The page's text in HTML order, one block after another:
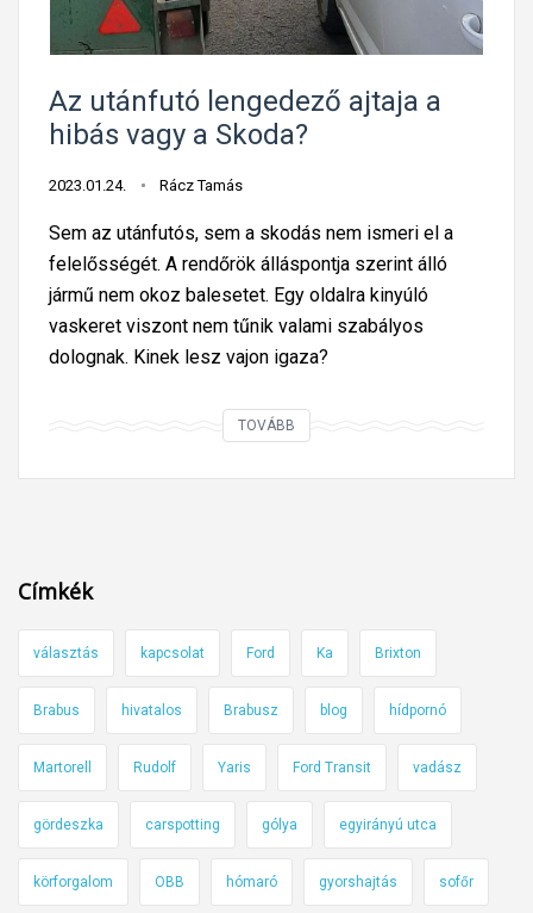
?
A
1
r
e
i
s
j
Az utánfutó lengedező ajtaja a
hibás vagy a Skoda?
2023.01.24. Rácz Tamás
Sem az utánfutós, sem a skodás nem ismeri el a
felelősségét. A rendőrök álláspontja szerint álló
jármű nem okoz balesetet. Egy oldalra kinyúló
vaskeret viszont nem tűnik valami szabályos
dolognak. Kinek lesz vajon igaza?
TOVÁBB
u
t
ó
l
e
n
e
d
Címkék
választás kapcsolat Ford Ka Brixton
Brabus hivatalos Brabusz blog hídpornó
Martorell Rudolf Yaris Ford Transit vadász
gördeszka carspotting gólya egyirányú utca
körforgalom OBB hómaró gyorshajtás sofőr